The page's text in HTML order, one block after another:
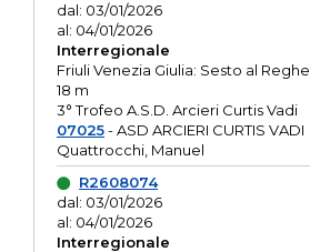
dal: 03/01/2026
al: 04/01/2026
Interregionale
Friuli Venezia Giulia: Sesto al
18 m
3° Trofeo A.S.D. Arcieri Curtis Vadi
07025- ASD ARCIERI CURTIS VADI
Quattrocchi, Manuel
R2608074
dal: 03/01/2026
al: 04/01/2026
Interregionale